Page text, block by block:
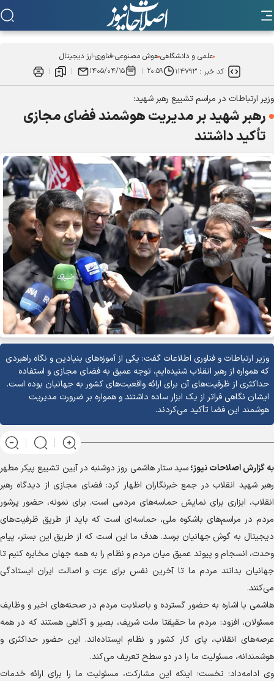
علمی و دانشگاهیهوش مصنوعی-فناوری-ارز دیجیتال
کد خبر : ۱۱۴۷۹۳ ۲۰:۵۹ ۱۴۰۵/۰۴/۱۵
وزیر ارتباطات در مراسم تشییع رهبر شهید:
رهبر شهید بر مدیریت هوشمند فضای مجازی
تأکید داشتند
وزیر ارتباطات و فناوری اطلاعات گفت: یکی از آموزه‌های بنیادین و نگاه راهبردی
که همواره از رهبر انقلاب شنیده‌ایم، توجه عمیق به فضای مجازی و استفاده
حداکثری از ظرفیت‌های آن برای ارائه واقعیت‌های کشور به جهانیان بوده است.
ایشان نگاهی فراتر از یک ابزار ساده داشتند و همواره بر ضرورت مدیریت
هوشمند این فضا تأکید می‌کردند.
به گزارشاصلاحات نیوز؛سید ستار هاشمی روز دوشنبه در آیین تشییع پیکر مطهر
رهبر شهید انقلاب در جمع خبرنگاران اظهار کرد: فضای مجازی از دیدگاه رهبر
انقلاب، ابزاری برای نمایش حماسه‌های مردمی است. برای نمونه، حضور پرشور
مردم در مراسم‌های باشکوه ملی، حماسه‌ای است که باید از طریق ظرفیت‌های
دیجیتال به گوش جهانیان برسد. هدف ما این است که از طریق این بستر، پیام
وحدت، انسجام و پیوند عمیق میان مردم و نظام را به همه جهان مخابره کنیم تا
جهانیان بدانند مردم ما تا آخرین نفس برای عزت و اصالت ایران ایستادگی
می‌کنند.
هاشمی با اشاره به حضور گسترده و باصلابت مردم در صحنه‌های اخیر و وظایف
مسئولان، افزود: مردم ما حقیقتا ملت شریف، بصیر و آگاهی هستند که در همه
عرصه‌های انقلاب، پای کار کشور و نظام ایستاده‌اند. این حضور حداکثری و
هوشمندانه، مسئولیت ما را در دو سطح تعریف می‌کند.
وی ادامه‌داد: نخست؛ اینکه این مشارکت، مسئولیت ما را برای ارائه خدمات